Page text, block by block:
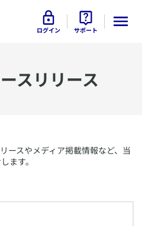
ログイン サポート
スリリース
ースやメディア掲載情報など、当
ます。